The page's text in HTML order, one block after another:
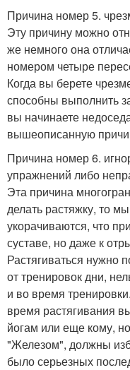
Причина номер 5.
Эту причину можно
же немного она
номером четыре
Когда вы берете
способны выполнить
вы начинаете
вышеописанную
Причина номер 6.
упражнений либо
Эта причина
делать растяжку, то
укорачиваются, что
суставе, но даже к
Растягиваться нужно
от тренировок дни,
и во время
время растягивания
йогам или еще кому,
"Железом", должны
было серьезных